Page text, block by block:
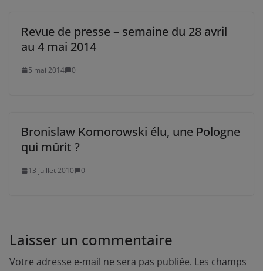
Revue de presse – semaine du 28 avril
au 4 mai 2014
5 mai 2014 0
Bronislaw Komorowski élu, une Pologne
qui mûrit ?
13 juillet 2010 0
Laisser un commentaire
Votre adresse e-mail ne sera pas publiée. Les champs